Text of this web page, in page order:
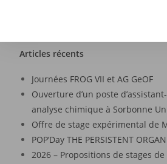
Articles récents
Journées FROG VII et AG GeOF
Ouverture d’un poste
analyse chimique à Sorbonne
Offre de stage expérimental de
POP’Day THE PERSISTENT
2026 – Propositions de stages